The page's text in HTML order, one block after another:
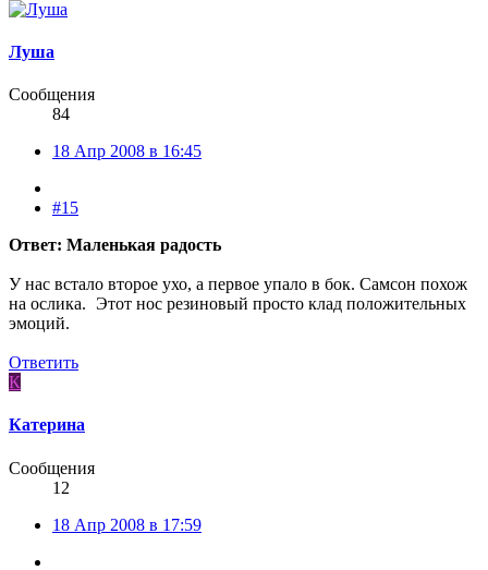
Луша
Сообщения
84
18 Апр 2008 в 16:45
#15
Ответ: Маленькая радость
У нас встало второе ухо, а первое упало в бок. Самсон похож
на ослика. Этот нос резиновый просто клад положительных
эмоций.
Ответить
К
Катерина
Сообщения
12
18 Апр 2008 в 17:59